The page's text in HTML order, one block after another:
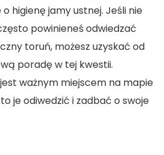
higienę jamy ustnej. Jeśli nie
powinieneś odwiedzać
toruń, możesz uzyskać od
poradę w tej kwestii.
jest ważnym miejscem na mapie
je odiwedzić i zadbać o swoje